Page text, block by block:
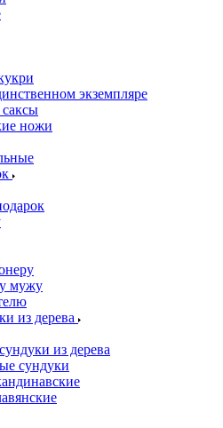
экземпляре
ножи
мужу
из дерева
из дерева
сундуки